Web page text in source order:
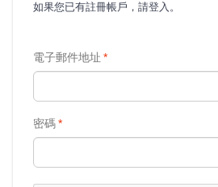
如果您已有註冊帳戶，請登入。
*
電子郵件地址
*
密碼